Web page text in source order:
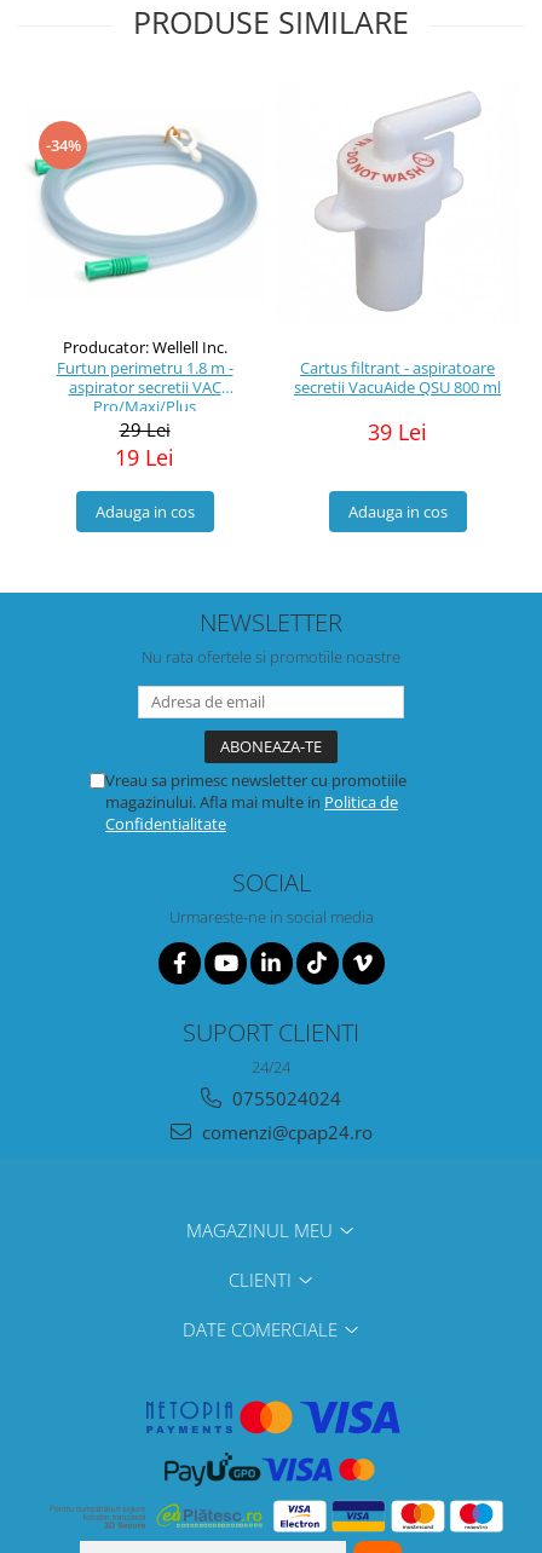
PRODUSE SIMILARE
-34%
Producator: Wellell Inc.
Furtun perimetru 1.8 m -
aspirator secretii VAC
Pro/Maxi/Plus
29 Lei
19 Lei
Adauga in cos
Cartus filtrant - aspiratoare
secretii VacuAide QSU 800 ml
39 Lei
Adauga in cos
NEWSLETTER
Nu rata ofertele si promotiile noastre
Vreau sa primesc newsletter cu promotiile
magazinului. Afla mai multe in Politica de
Confidentialitate
SOCIAL
Urmareste-ne in social media
SUPORT CLIENTI
24/24
0755024024
comenzi@cpap24.ro
MAGAZINUL MEU
CLIENTI
DATE COMERCIALE